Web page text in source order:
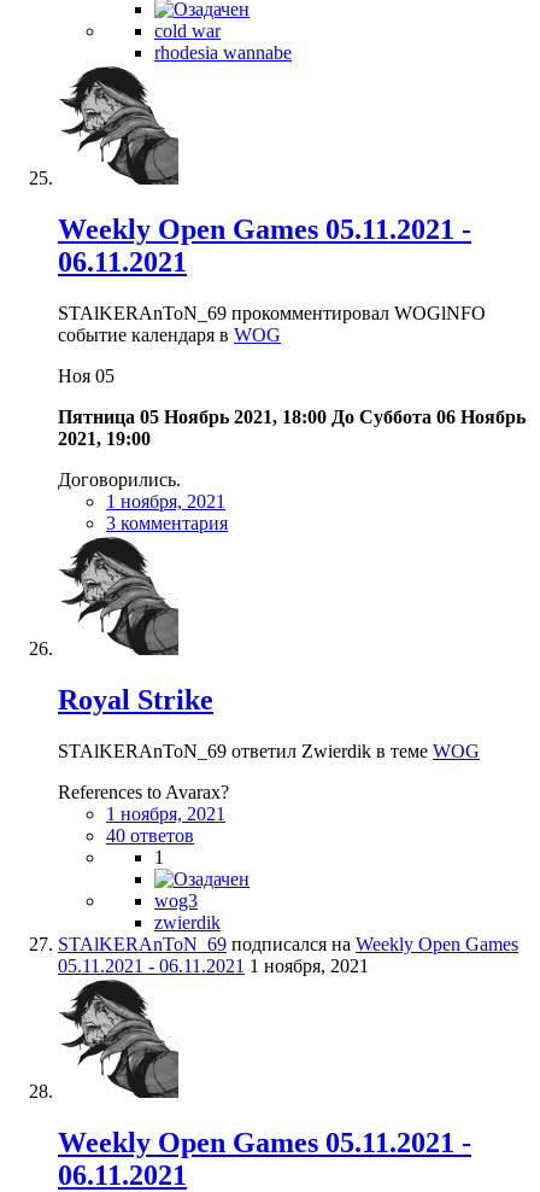
cold war
rhodesia wannabe
Weekly Open Games 05.11.2021 -
06.11.2021
STAlKERAnToN_69 прокомментировал WOGlNFO
событие календаря в WOG
Ноя 05
Пятница 05 Ноябрь 2021, 18:00 До Суббота 06 Ноябрь
2021, 19:00
Договорились.
1 ноября, 2021
3 комментария
Royal Strike
STAlKERAnToN_69 ответил Zwierdik в теме WOG
References to Avarax?
1 ноября, 2021
40 ответов
1
wog3
zwierdik
STAlKERAnToN_69 подписался на Weekly Open Games
05.11.2021 - 06.11.2021 1 ноября, 2021
Weekly Open Games 05.11.2021 -
06.11.2021